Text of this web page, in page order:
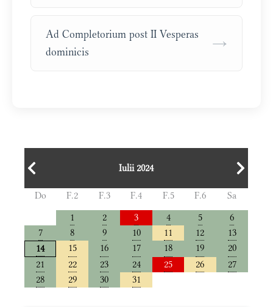
Ad Completorium post II Vesperas
dominicis
→
Iulii 2024
Do F.2 F.3 F.4 F.5 F.6
Sa
1
2 3 4 5
6
7
8 9 10 11 12
13
14
15 16 17 18 19
20
21
22 23 24 25 26
27
28
29 30 31